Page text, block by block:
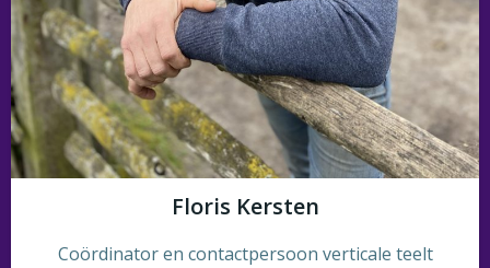
Floris Kersten
Coördinator en contactpersoon verticale teelt